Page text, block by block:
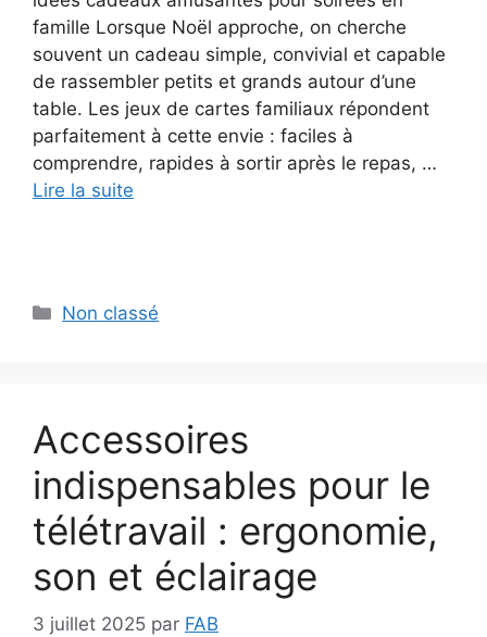
famille Lorsque Noël approche, on cherche
souvent un cadeau simple, convivial et capable
de rassembler petits et grands autour d’une
table. Les jeux de cartes familiaux répondent
parfaitement à cette envie : faciles à
comprendre, rapides à sortir après le repas, …
Lire la suite
Catégories
Non classé
Accessoires
indispensables pour le
télétravail : ergonomie,
son et éclairage
3 juillet 2025 par FAB